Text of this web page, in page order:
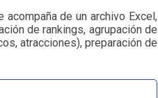
de un archivo Excel,
de rankings, agrupación de
atracciones), preparación de